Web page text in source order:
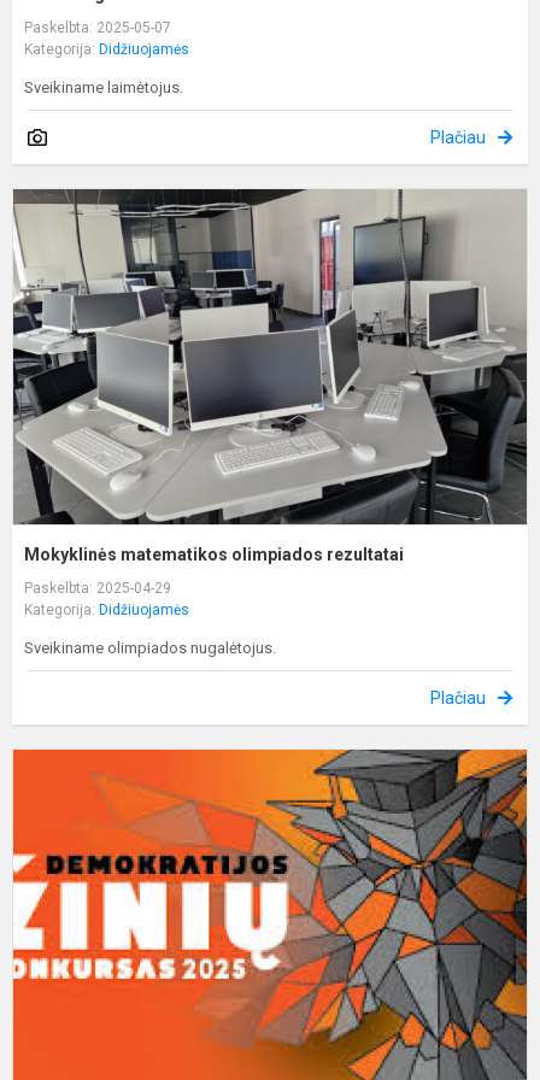
Paskelbta: 2025-05-07
Kategorija: Didžiuojamės
Sveikiname laimėtojus.
Plačiau
Mokyklinės matematikos olimpiados rezultatai
Paskelbta: 2025-04-29
Kategorija: Didžiuojamės
Sveikiname olimpiados nugalėtojus.
Plačiau